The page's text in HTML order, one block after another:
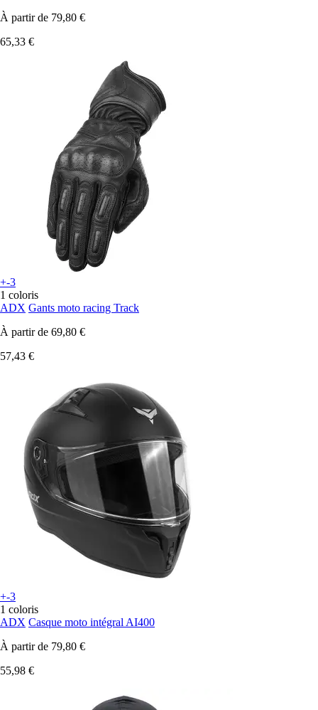
À partir de 79,80 €
65,33 €
+-3
1 coloris
ADX Gants moto racing Track
À partir de 69,80 €
57,43 €
+-3
1 coloris
ADX Casque moto intégral AI400
À partir de 79,80 €
55,98 €